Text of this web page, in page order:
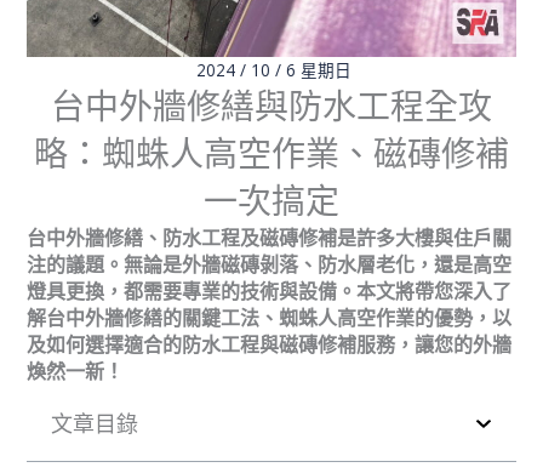
2024 / 10 / 6 星期日
台中外牆修繕與防水工程全攻
略：蜘蛛人高空作業、磁磚修補
一次搞定
台中外牆修繕、防水工程及磁磚修補是許多大樓與住戶關
注的議題。無論是外牆磁磚剝落、防水層老化，還是高空
燈具更換，都需要專業的技術與設備。本文將帶您深入了
解台中外牆修繕的關鍵工法、蜘蛛人高空作業的優勢，以
及如何選擇適合的防水工程與磁磚修補服務，讓您的外牆
煥然一新！
文章目錄